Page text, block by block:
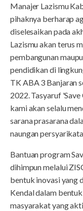
Manajer Lazismu
pihaknya berharap
diselesaikan pada
Lazismu akan terus
pembangunan
pendidikan di
TK ABA 3 Banjaran
2022. Tasyaruf
kami akan selalu
sarana prasarana
naungan
Bantuan program
dihimpun melalui
bentuk inovasi yang
Kendal dalam
masyarakat yang